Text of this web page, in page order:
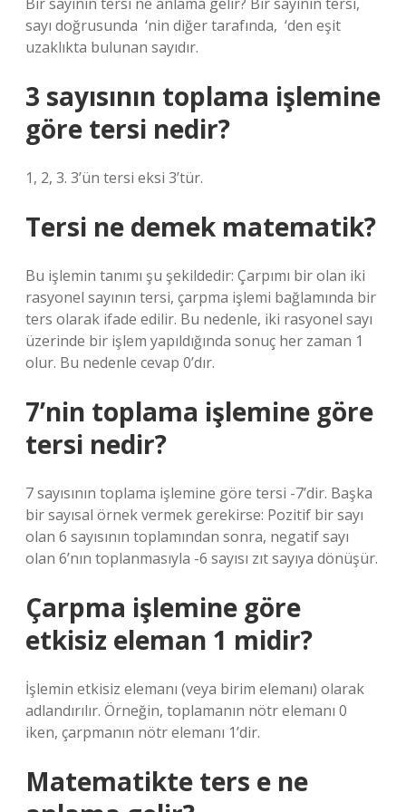
sayı doğrusunda ‍ ‘nin diğer tarafında, ‍ ‘den eşit
uzaklıkta bulunan sayıdır.
3 sayısının toplama işlemine
göre tersi nedir?
1, 2, 3. 3’ün tersi eksi 3’tür.
Tersi ne demek matematik?
Bu işlemin tanımı şu şekildedir: Çarpımı bir olan iki
rasyonel sayının tersi, çarpma işlemi bağlamında bir
ters olarak ifade edilir. Bu nedenle, iki rasyonel sayı
üzerinde bir işlem yapıldığında sonuç her zaman 1
olur. Bu nedenle cevap 0’dır.
7’nin toplama işlemine göre
tersi nedir?
7 sayısının toplama işlemine göre tersi -7’dir. Başka
bir sayısal örnek vermek gerekirse: Pozitif bir sayı
olan 6 sayısının toplamından sonra, negatif sayı
olan 6’nın toplanmasıyla -6 sayısı zıt sayıya dönüşür.
Çarpma işlemine göre
etkisiz eleman 1 midir?
İşlemin etkisiz elemanı (veya birim elemanı) olarak
adlandırılır. Örneğin, toplamanın nötr elemanı 0
iken, çarpmanın nötr elemanı 1’dir.
Matematikte ters e ne